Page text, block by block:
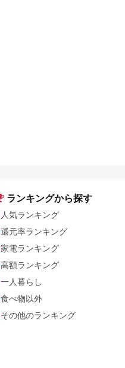
ランキングから探す
人気ランキング
還元率ランキング
家電ランキング
高額ランキング
一人暮らし
食べ物以外
その他のランキング